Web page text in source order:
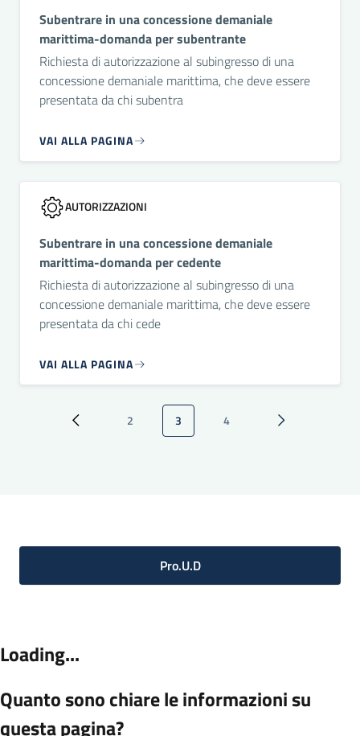
Subentrare in una concessione demaniale
marittima-domanda per subentrante
Richiesta di autorizzazione al subingresso di una
concessione demaniale marittima, che deve essere
presentata da chi subentra
VAI ALLA PAGINA
AUTORIZZAZIONI
Subentrare in una concessione demaniale
marittima-domanda per cedente
Richiesta di autorizzazione al subingresso di una
concessione demaniale marittima, che deve essere
presentata da chi cede
VAI ALLA PAGINA
Paginazione
Pagina precedente
Pagina
2 Pagina attuale
3 Pagina
4 Pagina
Pro.U.D